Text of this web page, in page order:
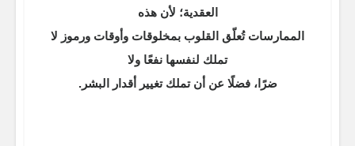
العقدية؛ لأن هذه
الممارسات تُعلّق القلوب بمخلوقات وأوقات ورموز لا
تملك لنفسها نفعًا ولا
ضرًا، فضلًا عن أن تملك تغيير أقدار البشر.